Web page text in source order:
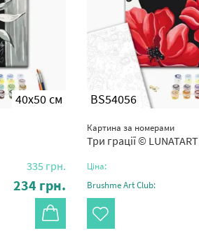
40x50 см
335 грн.
234 грн.
BS54056
Картина за номерами
Три грації © LUNATART
Ціна:
Brushme Art Club: